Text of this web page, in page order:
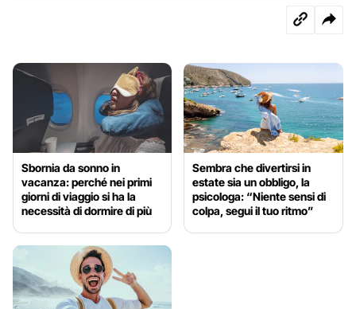
Sbornia da sonno in
vacanza: perché nei primi
giorni di viaggio si ha la
necessità di dormire di più
Sembra che divertirsi in
estate sia un obbligo, la
psicologa: “Niente sensi di
colpa, segui il tuo ritmo”